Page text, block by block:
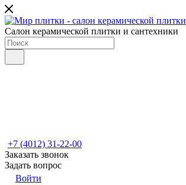
Салон керамической плитки и сантехники
+7 (4012) 31-22-00
Заказать звонок
Задать вопрос
Войти